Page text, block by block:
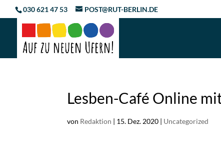
Skip
content
030 621 47 53 POST@RUT-BERLIN.DE
Lesben-Café Online
von Redaktion | 15. Dez. 2020 | Uncategorized